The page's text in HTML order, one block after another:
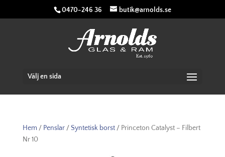
0470-246 36 butik@arnolds.se
Välj en sida
Hem / Penslar/ Syntetisk borst/ Princeton Catalyst – Filbert
Nr 10